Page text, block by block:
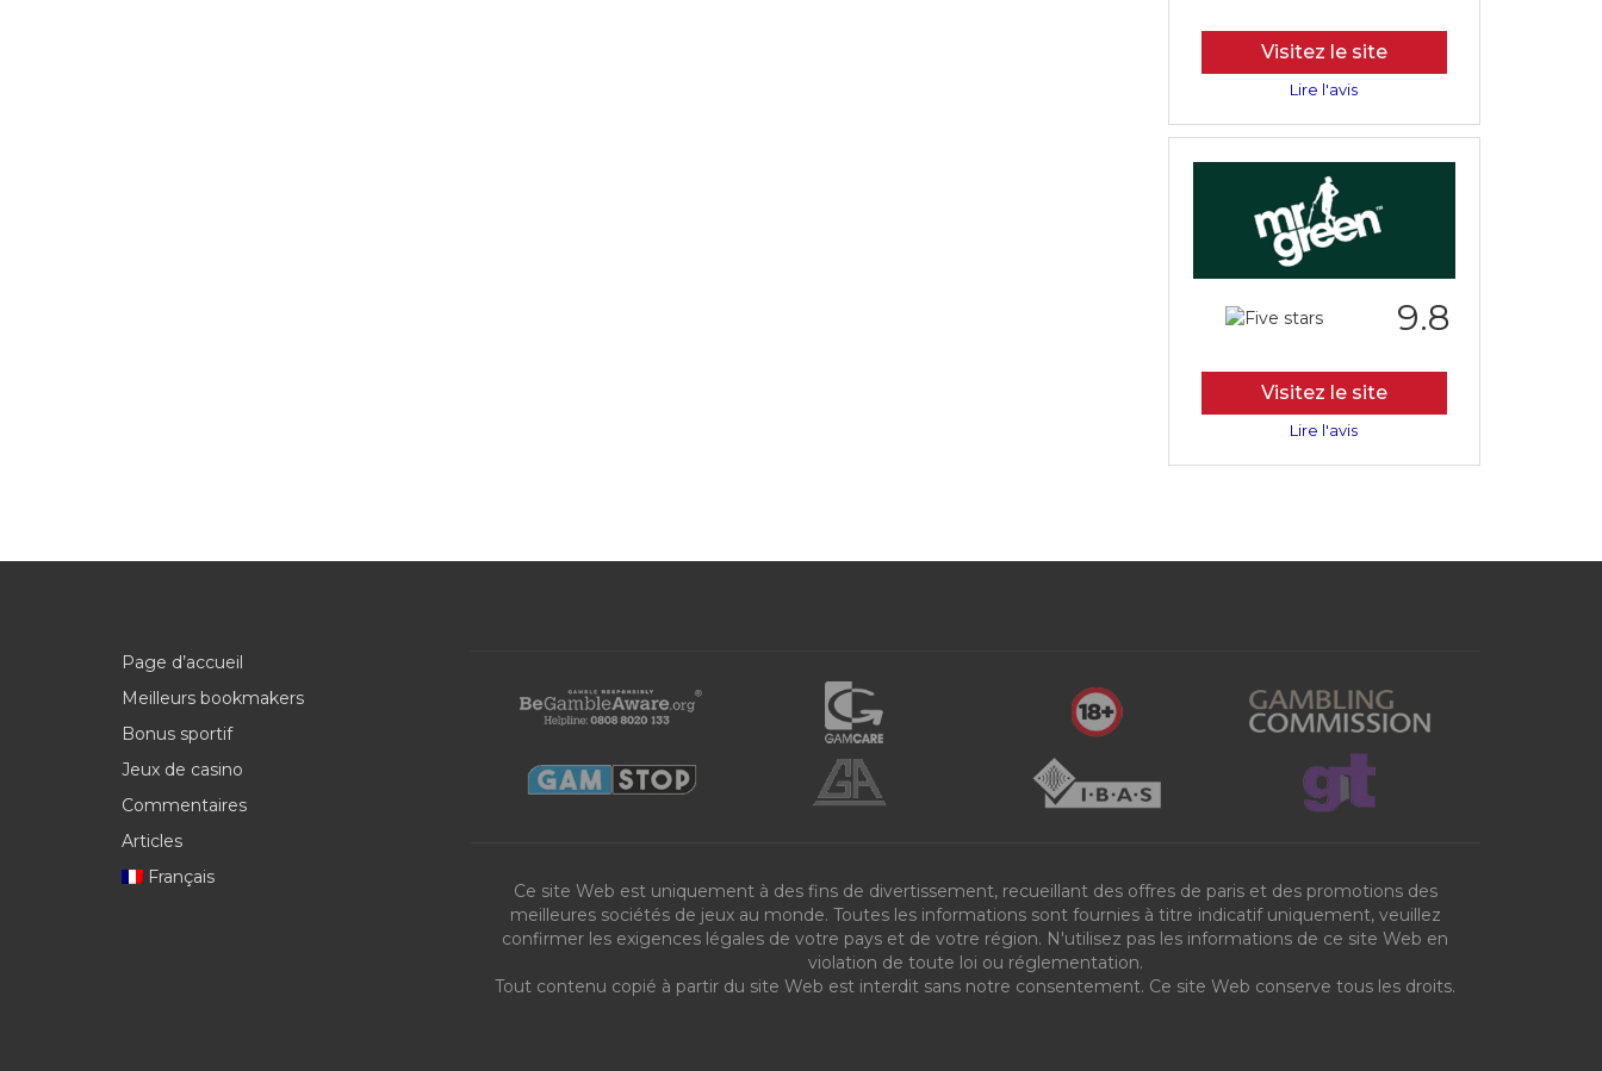
Visitez le site
Lire l'avis
9.8
Visitez le site
Lire l'avis
Page d’accueil
Meilleurs bookmakers
Bonus sportif
Jeux de casino
Commentaires
Articles
Français
Ce site Web est uniquement à des fins de divertissement, recueillant des offres de paris et des promotions des
meilleures sociétés de jeux au monde. Toutes les informations sont fournies à titre indicatif uniquement, veuillez
confirmer les exigences légales de votre pays et de votre région. N'utilisez pas les informations de ce site Web en
violation de toute loi ou réglementation.
Tout contenu copié à partir du site Web est interdit sans notre consentement. Ce site Web conserve tous les droits.